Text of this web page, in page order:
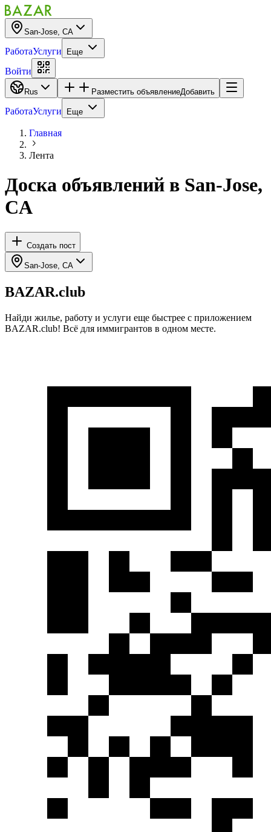
San-Jose, CA
РаботаУслуги Еще
Войти
Rus Разместить объявлениеДобавить
РаботаУслуги Еще
Главная
Лента
Доска объявлений в San-Jose,
CA
Создать пост
San-Jose, CA
BAZAR.club
Найди жилье, работу и услуги еще быстрее с приложением
BAZAR.club! Всё для иммигрантов в одном месте.